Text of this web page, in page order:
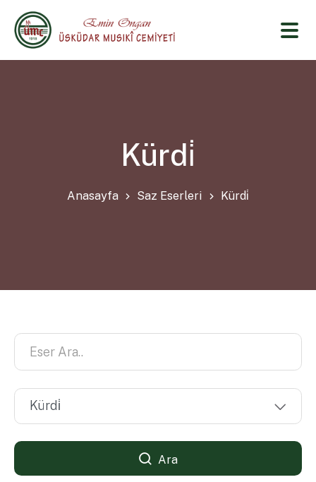
Kürdi̇
Anasayfa Saz Eserleri Kürdi̇
Ara